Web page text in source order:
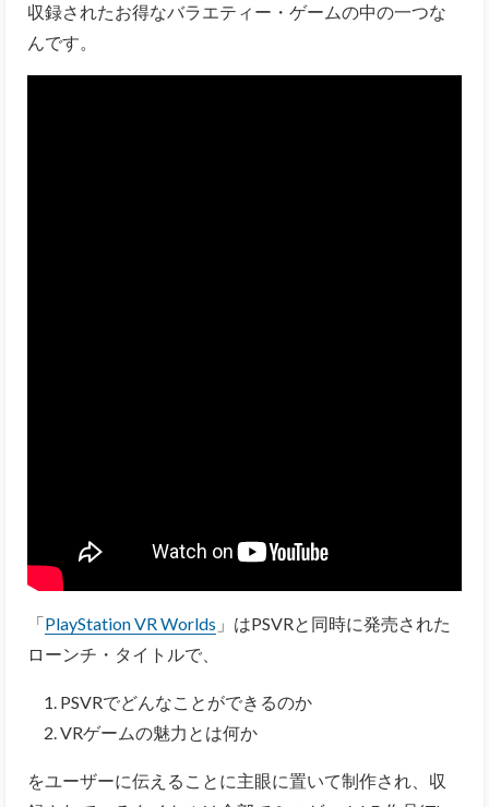
収録されたお得なバラエティー・ゲームの中の一つな
んです。
「PlayStation VR Worlds 」はPSVRと同時に発売された
ローンチ・タイトルで、
PSVRでどんなことができるのか
VRゲームの魅力とは何か
をユーザーに伝えることに主眼に置いて制作され、収